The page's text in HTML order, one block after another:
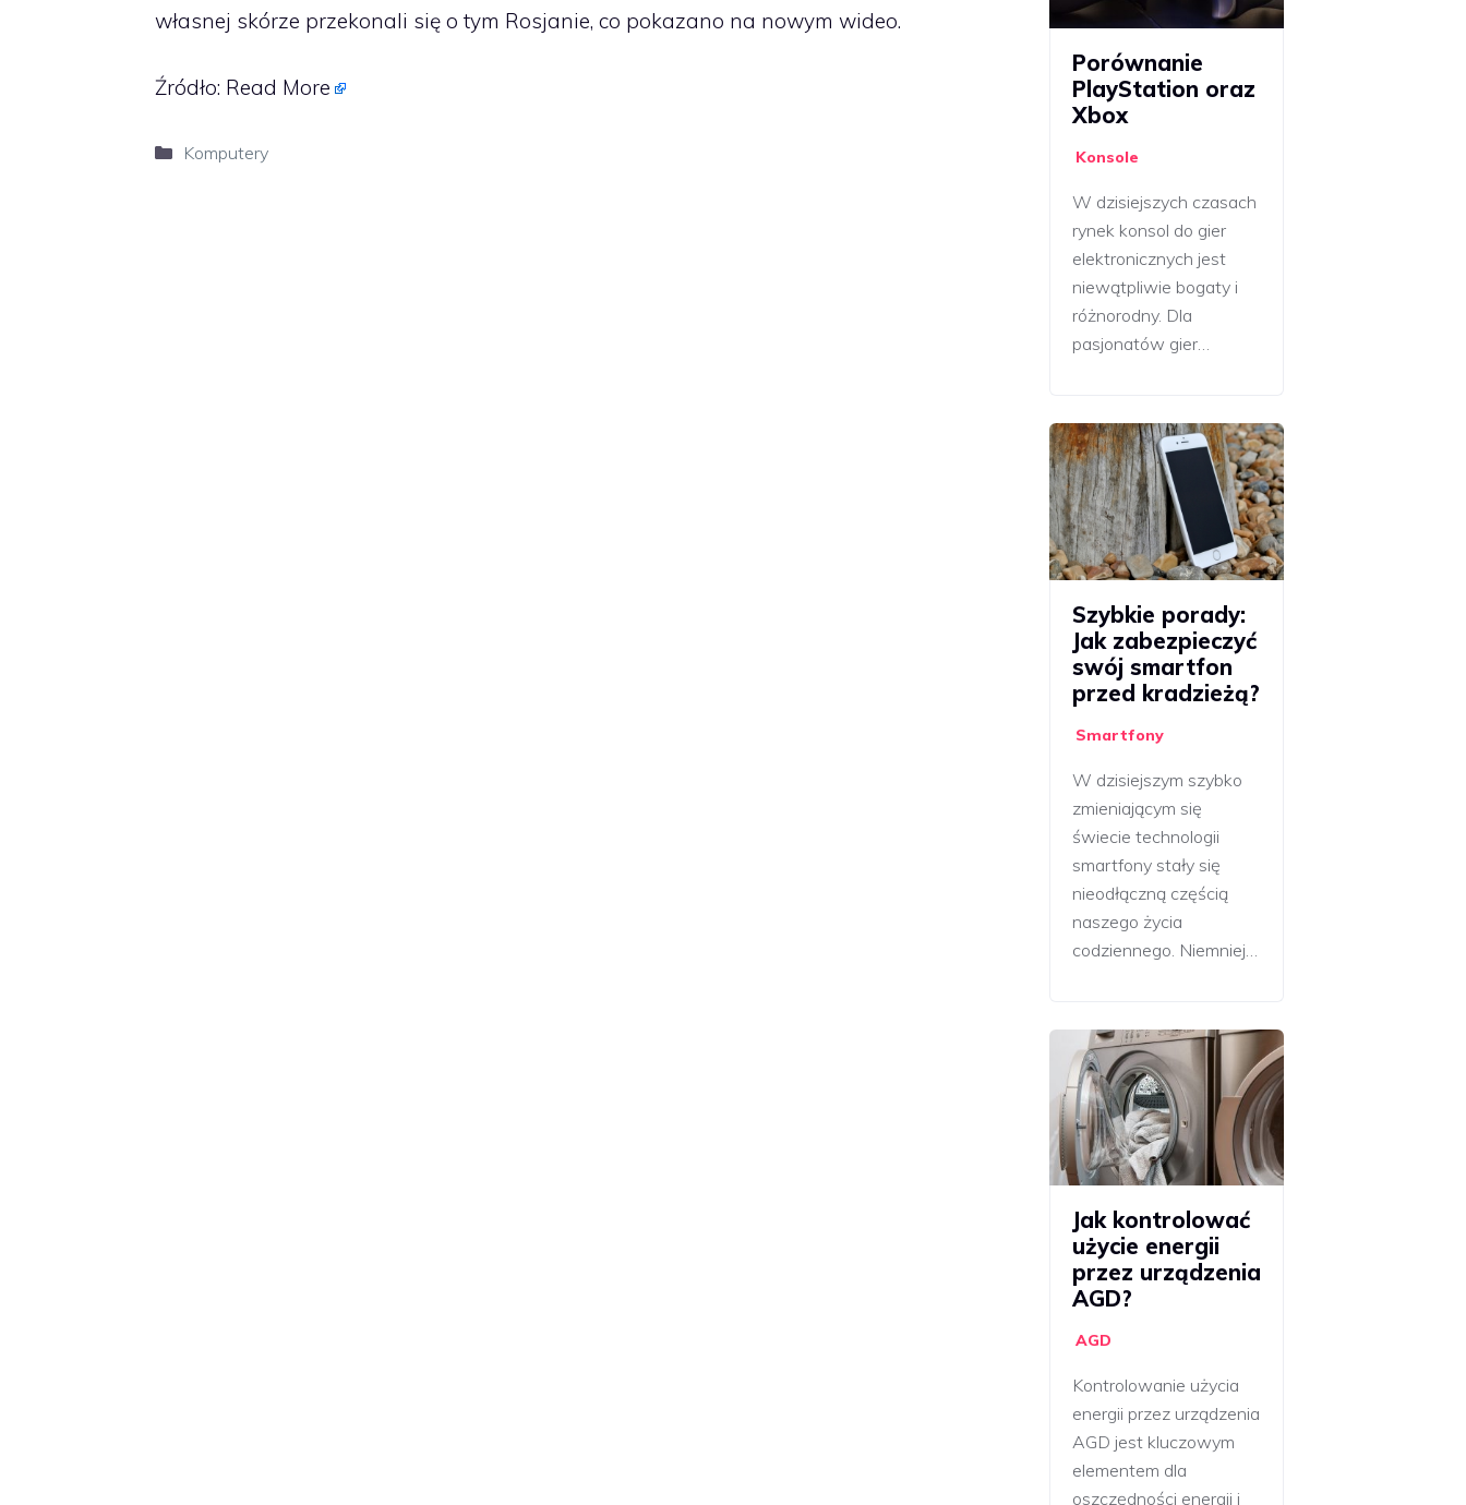
własnej skórze przekonali się o tym Rosjanie, co pokazano na nowym wideo.
Źródło: Read More
Kategorie
Komputery
Porównanie
PlayStation oraz
Xbox
Konsole
W dzisiejszych czasach
rynek konsol do gier
elektronicznych jest
niewątpliwie bogaty i
różnorodny. Dla
pasjonatów gier…
Szybkie porady:
Jak zabezpieczyć
swój smartfon
przed kradzieżą?
Smartfony
W dzisiejszym szybko
zmieniającym się
świecie technologii
smartfony stały się
nieodłączną częścią
naszego życia
codziennego. Niemniej…
Jak kontrolować
użycie energii
przez urządzenia
AGD?
AGD
Kontrolowanie użycia
energii przez urządzenia
AGD jest kluczowym
elementem dla
oszczędności energii i